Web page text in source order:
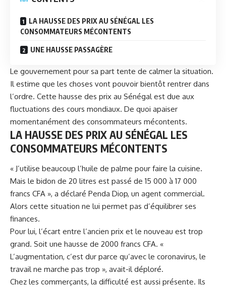
LA HAUSSE DES PRIX AU SÉNÉGAL LES
CONSOMMATEURS MÉCONTENTS
UNE HAUSSE PASSAGÈRE
Le gouvernement pour sa part tente de calmer la situation.
Il estime que les choses vont pouvoir bientôt rentrer dans
l’ordre. Cette hausse des prix au Sénégal est due aux
fluctuations des cours mondiaux. De quoi apaiser
momentanément des consommateurs mécontents.
LA HAUSSE DES PRIX AU SÉNÉGAL LES
CONSOMMATEURS MÉCONTENTS
« J’utilise beaucoup l’huile de palme pour faire la cuisine.
Mais le bidon de 20 litres est passé de 15 000 à 17 000
francs CFA », a déclaré Penda Diop, un agent commercial.
Alors cette situation ne lui permet pas d’équilibrer ses
finances.
Pour lui, l’écart entre l’ancien prix et le nouveau est trop
grand. Soit une hausse de 2000 francs CFA. «
L’augmentation, c’est dur parce qu’avec le coronavirus, le
travail ne marche pas trop », avait-il déploré.
Chez les commerçants, la difficulté est aussi présente. Ils